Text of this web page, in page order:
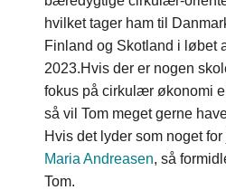
hvilket tager ham til
Finland og Skotland i løbet
2023.Hvis der er nogen
fokus på cirkulær økonomi
så vil Tom meget gerne
Hvis det lyder som noget
Maria Andreasen, så
Tom.